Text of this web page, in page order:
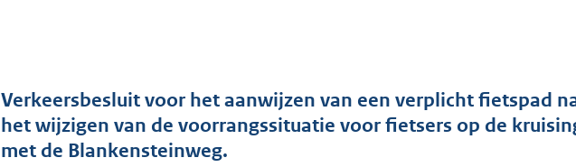
d
s
Verkeersbesluit voor het aanwijzen van een verplicht fietspad
het wijzigen van de voorrangssituatie voor fietsers op de
met de Blankensteinweg.